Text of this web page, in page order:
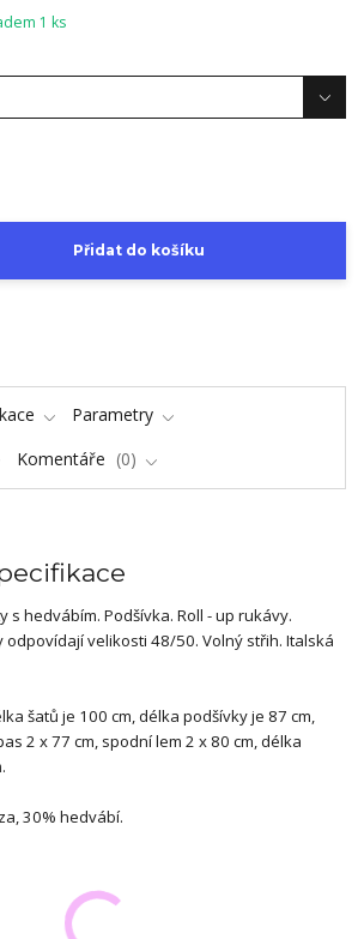
1 ks
Přidat do košíku
Parametry
Komentáře 0
s hedvábím. Podšívka. Roll - up rukávy.
odpovídají velikosti 48/50. Volný střih. Italská
šatů je 100 cm, délka podšívky je 87 cm,
2 x 77 cm, spodní lem 2 x 80 cm, délka
30% hedvábí.